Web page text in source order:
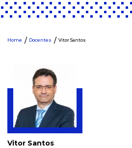
Home Docentes Vitor Santos
Vitor Santos